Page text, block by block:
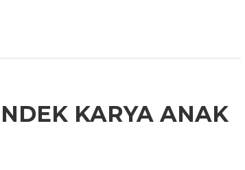
KARYA ANAK